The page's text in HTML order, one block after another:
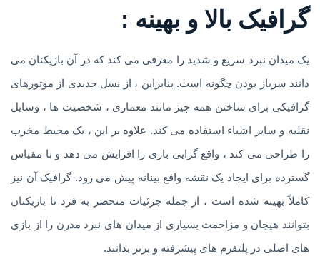
گرافیک بالا و بهینه :
یک میدان نبرد سریع و شدید را معرفی می کند که در آن بازیکنان می
دانند سرباز بودن چگونه است. بنابراین ، از نسل جدیدی از موتورهای
گرافیکی برای ساختن همه چیز مانند معماری ، شخصیت ها ، وسایل
نقلیه و سایر اشیاء استفاده می کند. علاوه بر این ، یک محیط مخرب
را طراحی می کند ، واقع گرایی بازی را افزایش می دهد و با مقیاس
گسترده برای ایجاد یک نقشه واقع بینانه پیش می رود. گرافیک آن نیز
کاملاً بهینه شده است ، از جمله جزئیات منحصر به فرد تا بازیکنان
بتوانند هیجان و مزاحمت بسیاری از میدان های نبرد مدرن را از بازی
های اصلی در پلتفرم های پیشرفته و برتر بدانند.